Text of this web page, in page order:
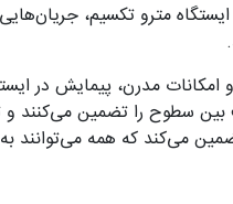
ایستگاه مترو تکسیم،
و امکانات مدرن، پیمایش در
بین سطوح را تضمین
می‌کند که همه می‌توانند